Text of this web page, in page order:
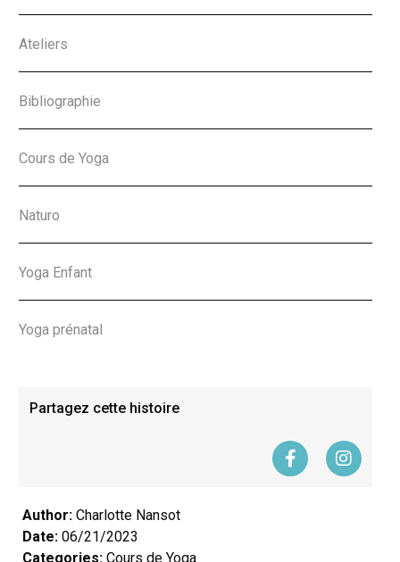
Ateliers
Bibliographie
Cours de Yoga
Naturo
Yoga Enfant
Yoga prénatal
Partagez cette histoire
Author: Charlotte Nansot
Date: 06/21/2023
Categories: Cours de Yoga